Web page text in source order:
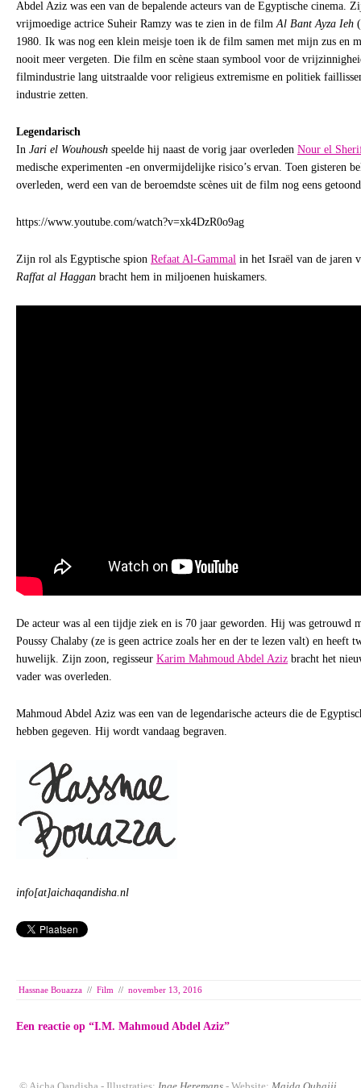
Abdel Aziz was een van de bepalende acteurs van de Egyptische cinema.
vrijmoedige actrice Suheir Ramzy was te zien in de filmAl Bant Ayza Ieh
1980. Ik was nog een klein meisje toen ik de film samen met mijn zus en
nooit meer vergeten. Die film en scène staan symbool voor de
filmindustrie lang uitstraalde voor religieus extremisme en politiek
industrie zetten.
Legendarisch
In Jari el Wouhoush speelde hij naast de vorig jaar overleden Nour el
medische experimenten -en onvermijdelijke risico’s ervan. Toen gisteren
overleden, werd een van de beroemdste scènes uit de film nog eens
https://www.youtube.com/watch?v=xk4DzR0o9ag
Zijn rol als Egyptische spion Refaat Al-Gammal in het Israël van de jaren
Raffat al Haggan bracht hem in miljoenen huiskamers.
De acteur was al een tijdje ziek en is 70 jaar geworden. Hij was getrouwd
Poussy Chalaby (ze is geen actrice zoals her en der te lezen valt) en heeft
huwelijk. Zijn zoon, regisseur Karim Mahmoud Abdel Aziz bracht het
vader was overleden.
Mahmoud Abdel Aziz was een van de legendarische acteurs die de
hebben gegeven. Hij wordt vandaag begraven.
info[at]aichaqandisha.nl
Hassnae Bouazza // Film // november 13, 2016
Een reactie op “I.M. Mahmoud Abdel Aziz”